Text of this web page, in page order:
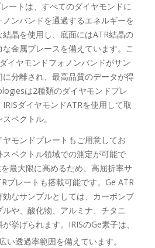
ートは、すべてのダイヤモンドに
ンバンドを通過するエネルギーを
晶を使用し、底面にはATR結晶の
金属ブレースを備えています。こ
イヤモンドフォノンバンドがサン
分離され、最高品質のデータが得
は2種類のダイヤモンドプレ
ダイヤモンドATRを使用して取
ペクトル。
モンドプレートもご用意してお
ペクトル領域での測定が可能で
最大限に高めるため、高屈折率サ
プレートも搭載可能です。Ge ATR
なサンプルとしては、カーボンブ
や、酸化物、アルミナ、チタニ
挙げられます。IRISのGe素子は、
い透過率範囲を備えています。